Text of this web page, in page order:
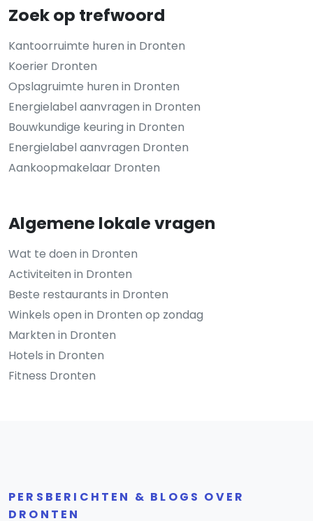
Zoek op trefwoord
Kantoorruimte huren in Dronten
Koerier Dronten
Opslagruimte huren in Dronten
Energielabel aanvragen in Dronten
Bouwkundige keuring in Dronten
Energielabel aanvragen Dronten
Aankoopmakelaar Dronten
Algemene lokale vragen
Wat te doen in Dronten
Activiteiten in Dronten
Beste restaurants in Dronten
Winkels open in Dronten op zondag
Markten in Dronten
Hotels in Dronten
Fitness Dronten
PERSBERICHTEN & BLOGS OVER
DRONTEN